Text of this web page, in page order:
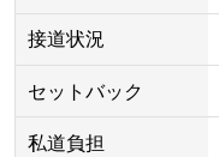
接道状況
セットバック
私道負担